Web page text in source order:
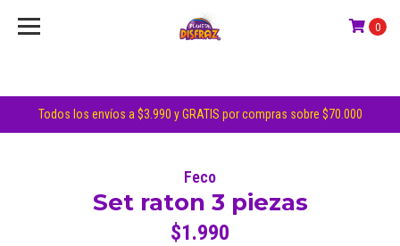
Todos los envíos a $3.990 y GRATIS por compras sobre $70.000
0
Feco
Set raton 3 piezas
$1.990